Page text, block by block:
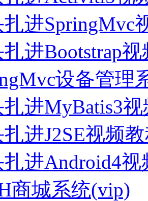
进SpringMvc
进Bootstrap
设备管理
进MyBatis3
进J2SE视频
进Android4视
商城系统(vip)